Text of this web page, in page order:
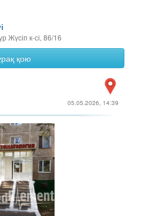
Жүсіп к-сі, 86/16
қою
05.05.2026, 14:39